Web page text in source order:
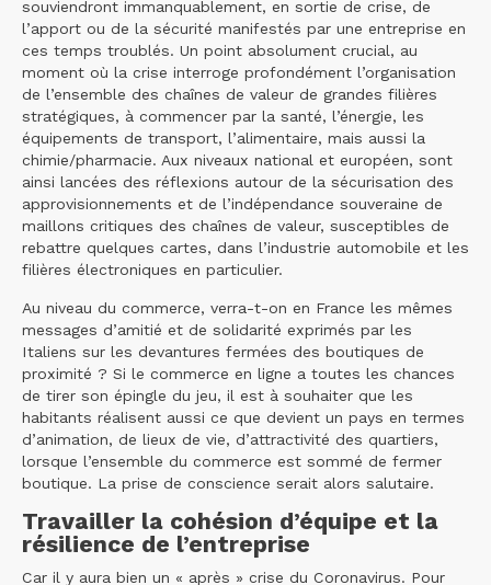
souviendront immanquablement, en sortie de crise, de
l’apport ou de la sécurité manifestés par une entreprise en
ces temps troublés. Un point absolument crucial, au
moment où la crise interroge profondément l’organisation
de l’ensemble des chaînes de valeur de grandes filières
stratégiques, à commencer par la santé, l’énergie, les
équipements de transport, l’alimentaire, mais aussi la
chimie/pharmacie. Aux niveaux national et européen, sont
ainsi lancées des réflexions autour de la sécurisation des
approvisionnements et de l’indépendance souveraine de
maillons critiques des chaînes de valeur, susceptibles de
rebattre quelques cartes, dans l’industrie automobile et les
filières électroniques en particulier.
Au niveau du commerce, verra-t-on en France les mêmes
messages d’amitié et de solidarité exprimés par les
Italiens sur les devantures fermées des boutiques de
proximité ? Si le commerce en ligne a toutes les chances
de tirer son épingle du jeu, il est à souhaiter que les
habitants réalisent aussi ce que devient un pays en termes
d’animation, de lieux de vie, d’attractivité des quartiers,
lorsque l’ensemble du commerce est sommé de fermer
boutique. La prise de conscience serait alors salutaire.
Travailler la cohésion d’équipe et la
résilience de l’entreprise
Car il y aura bien un « après » crise du Coronavirus. Pour